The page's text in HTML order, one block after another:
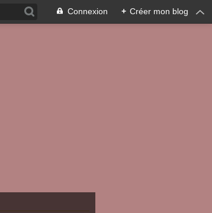
Connexion + Créer mon blog